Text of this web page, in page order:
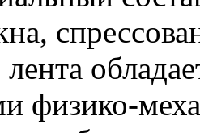
лента
физико-